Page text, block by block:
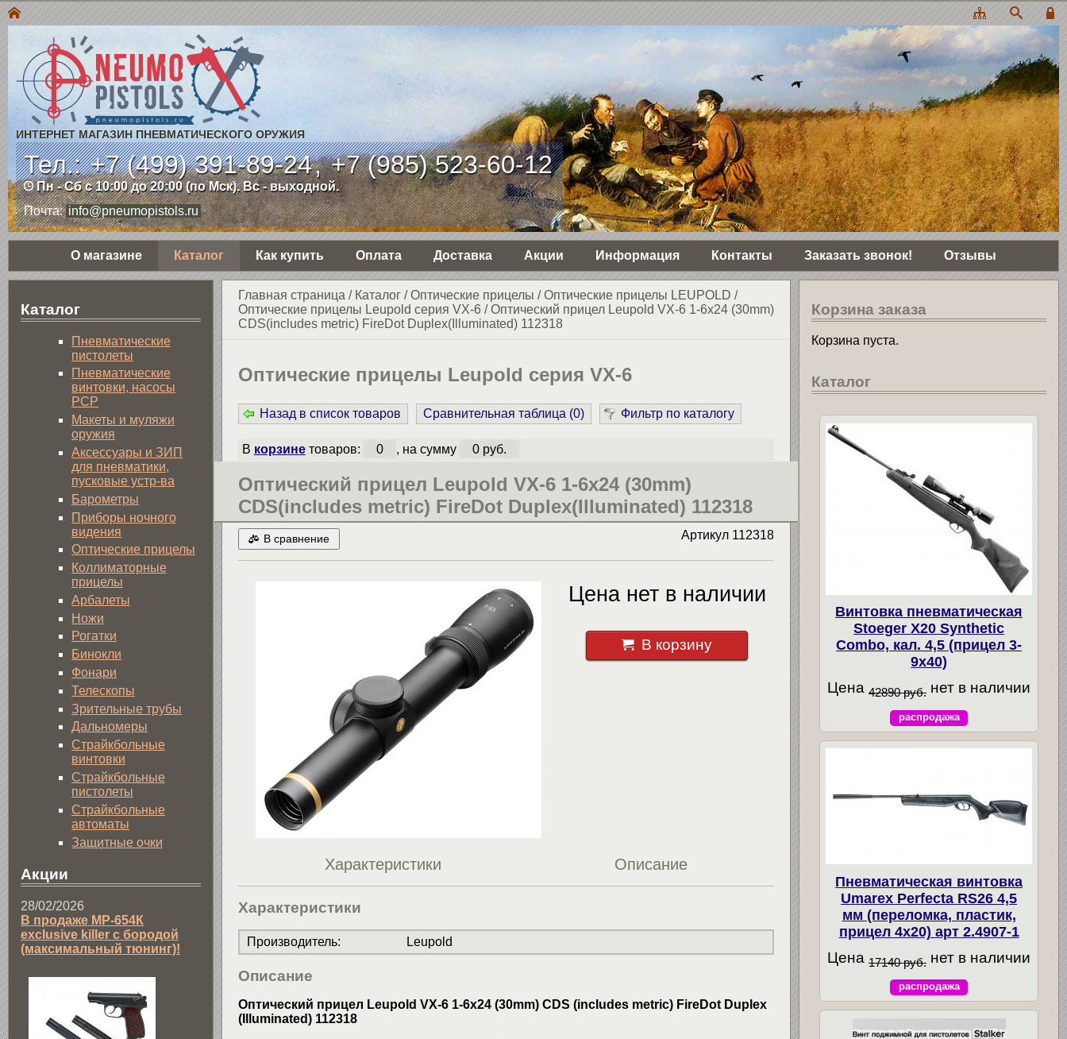
ИНТЕРНЕТ МАГАЗИН ПНЕВМАТИЧЕСКОГО ОРУЖИЯ
Тел.:+7 (499) 391-89-24,+7 (985) 523-60-12
Пн - Сб с 10:00 до 20:00 (по Мск). Вс - выходной.
Почта: info@pneumopistols.ru
О магазине Каталог Как купить Оплата Доставка Акции Информация Контакты Заказать звонок! Отзывы
Главная страница / Каталог/Оптические прицелы /Оптические прицелы LEUPOLD /
Оптические прицелы Leupold серия VX-6 /Оптический прицел Leupold VX-6 1-6x24 (30mm)
CDS(includes metric) FireDot Duplex(Illuminated) 112318
Оптические прицелы Leupold серия VX-6
Назад в список товаров Сравнительная таблица (0) Фильтр по каталогу
В корзинетоваров: 0 , на сумму 0 руб.
Оптический прицел Leupold VX-6 1-6x24 (30mm)
CDS(includes metric) FireDot Duplex(Illuminated) 112318
В сравнение Артикул 112318
Цена нет в наличии
В корзину
Характеристики Описание
Характеристики
Производитель: Leupold
Описание
Оптический прицел Leupold VX-6 1-6x24 (30mm) CDS (includes metric) FireDot Duplex
(Illuminated) 112318
Каталог
Пнев­ма­ти­чес­кие
пистолеты
Пневматические
винтовки, насосы
PCP
Макеты и муляжи
оружия
Аксессуары и ЗИП
для пневматики,
пусковые устр-ва
Барометры
Приборы ночного
видения
Оптические прицелы
Коллиматорные
прицелы
Арбалеты
Ножи
Рогатки
Бинокли
Фонари
Телескопы
Зрительные трубы
Дальномеры
Страйкбольные
винтовки
Страйкбольные
пистолеты
Страйкбольные
автоматы
Защитные очки
Акции
28/02/2026
В продаже МР-654К
exclusive killer с бородой
(максимальный тюнинг)!
Корзина заказа
Корзина пуста.
Каталог
Винтовка пневматическая
Stoeger X20 Synthetic
Combo, кал. 4,5 (прицел 3-
9х40)
Цена 42890 руб. нет в наличии
распродажа
Пневматическая винтовка
Umarex Perfecta RS26 4,5
мм (переломка, пластик,
прицел 4x20) арт 2.4907-1
Цена 17140 руб. нет в наличии
распродажа